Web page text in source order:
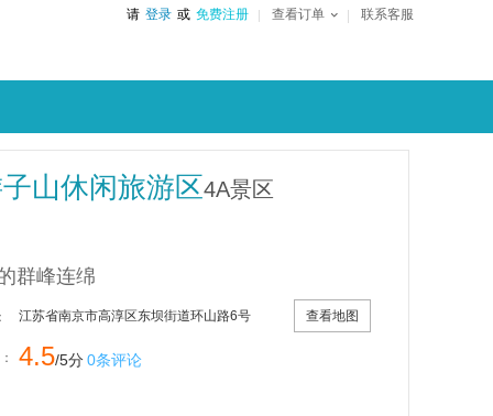
请 登录 或 免费注册 查看订单 联系客服
山休闲旅游区4A景区
群峰连绵
江苏省南京市高淳区东坝街道环山路6号 查看地图
4.5/5分0条评论